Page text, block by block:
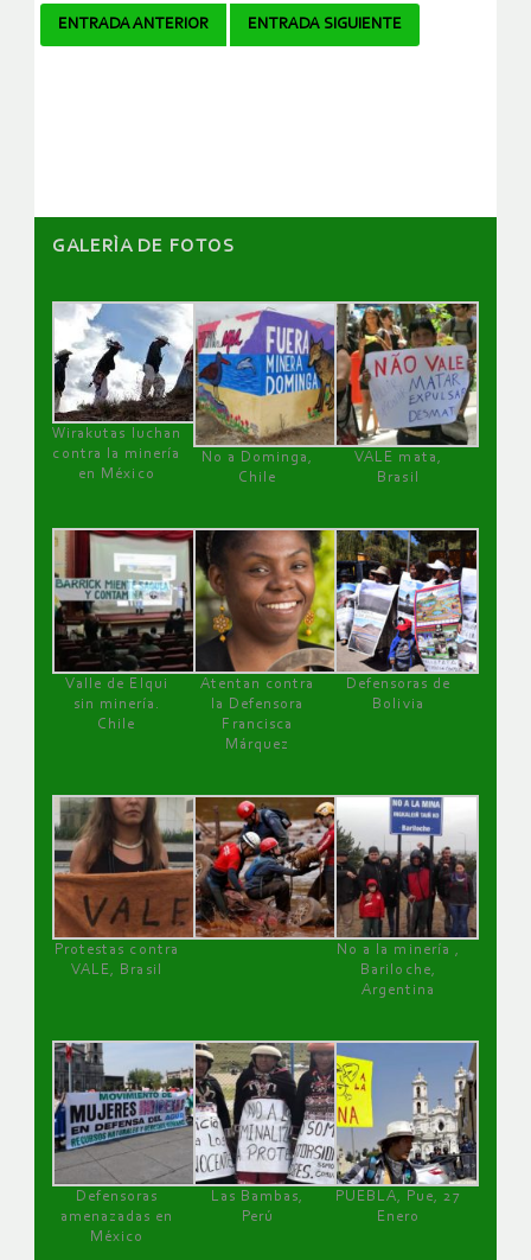
Navegador
ENTRADA ANTERIOR ENTRADA SIGUIENTE
GALERÌA DE FOTOS
Wirakutas luchan
contra la minería
en México
No a Dominga,
Chile
VALE mata,
Brasil
Valle de Elqui
sin minería.
Chile
Atentan contra
la Defensora
Francisca
Márquez
Defensoras de
Bolivia
Protestas contra
VALE, Brasil
No a la minería ,
Bariloche,
Argentina
Defensoras
amenazadas en
México
Las Bambas,
Perú
PUEBLA, Pue, 27
Enero